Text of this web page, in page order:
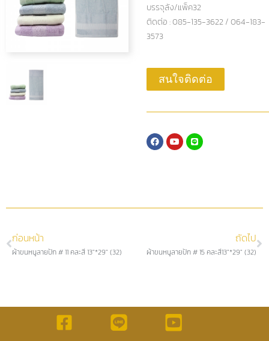
บรรจุลัง/แพ็ค32
ติดต่อ : 085-135-3622 / 064-183-
3573
สนใจติดต่อ
ก่อนหน้า
ผ้าขนหนูลายปัก # 11 คละสี 13″*29″ (32)
ถัดไป
ผ้าขนหนูลายปัก # 15 คละสี13″*29″ (32)